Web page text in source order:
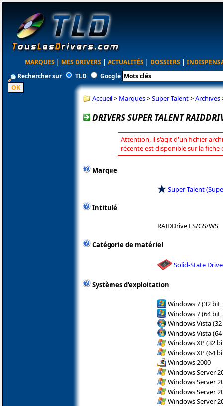
MARQUES | MES DRIVERS | ACTUALITÉS | DOSSIERS |
Rechercher sur
TLD Google
Accueil> Marques>Super Talent>Archives
DRIVERS SUPER TALENT
Attention, il s'agit d'un fichier
récente est disponible sur la fiche
Marque
Super Talent
Intitulé
RAIDDrive ES/GS/WS
Catégorie de matériel
Solid-State Drive
Systèmes d'exploitation
Windows 7 (32 bit,
Windows 7 (64 bit,
Windows Vista
Windows Vista
Windows XP (32
Windows XP (64
Windows 2000
Windows Server
Windows Server
Windows Server
Windows Server